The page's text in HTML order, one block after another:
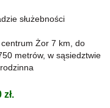
służebności
Żor 7 km, do
metrów, w sąsiedztwie